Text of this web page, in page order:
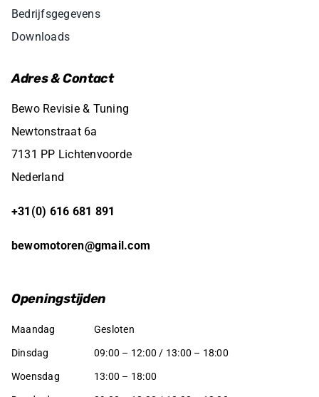
Bedrijfsgegevens
Downloads
Adres & Contact
Bewo Revisie & Tuning
Newtonstraat 6a
7131 PP Lichtenvoorde
Nederland
+31(0) 616 681 891
bewomotoren@gmail.com
Openingstijden
Maandag Gesloten
Dinsdag 09:00 – 12:00 / 13:00 – 18:00
Woensdag 13:00 – 18:00